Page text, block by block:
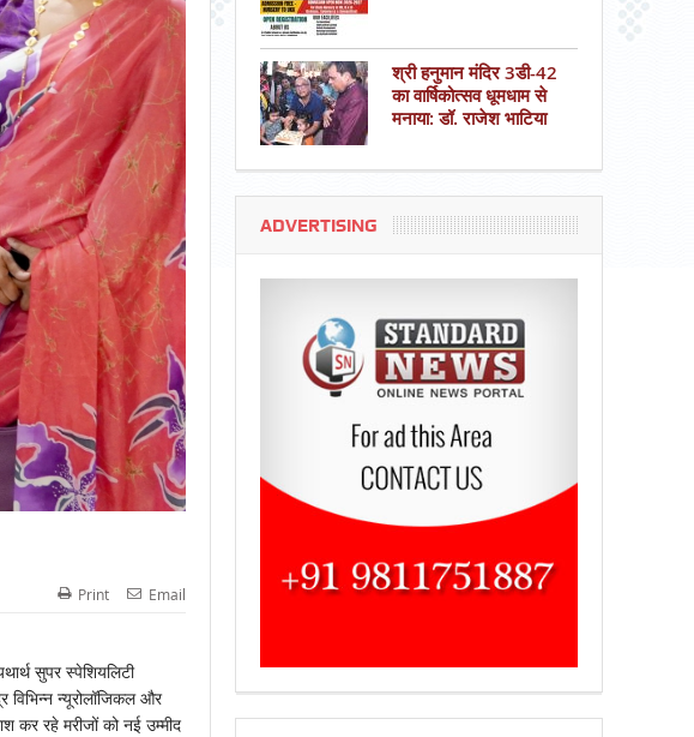
Print Email
सुपर स्पेशियलिटी
न्यूरोलॉजिकल और
कर रहे मरीजों को नई उम्मीद
श्री हनुमान मंदिर 3डी-42
का वार्षिकोत्सव धूमधाम से
मनाया: डॉ. राजेश भाटिया
ADVERTISING